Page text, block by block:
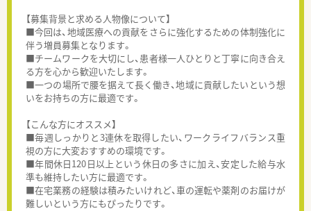
【募集背景と求める人物像について】
■今回は、地域医療への貢献をさらに強化するための体制強化に
伴う増員募集となります。
■チームワークを大切にし、患者様一人ひとりと丁寧に向き合え
る方を心から歓迎いたします。
■一つの場所で腰を据えて長く働き、地域に貢献したいという想
いをお持ちの方に最適です。
【こんな方にオススメ】
■毎週しっかりと3連休を取得したい、ワークライフバランス重
視の方に大変おすすめの環境です。
■年間休日120日以上という休日の多さに加え、安定した給与水
準も維持したい方に最適です。
■在宅業務の経験は積みたいけれど、車の運転や薬剤のお届けが
難しいという方にもぴったりです。